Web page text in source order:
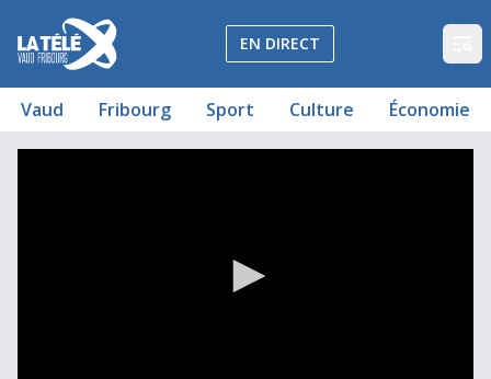
La Télé - Télévision régionale Vaud et Fribourg
EN DIRECT
Vaud Fribourg Sport Culture Économie